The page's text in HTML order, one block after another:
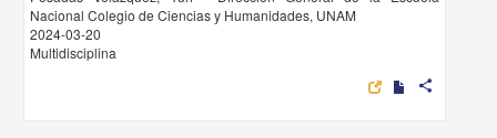
Nacional Colegio de Ciencias y Humanidades, UNAM
2024-03-20
Multidisciplina
share